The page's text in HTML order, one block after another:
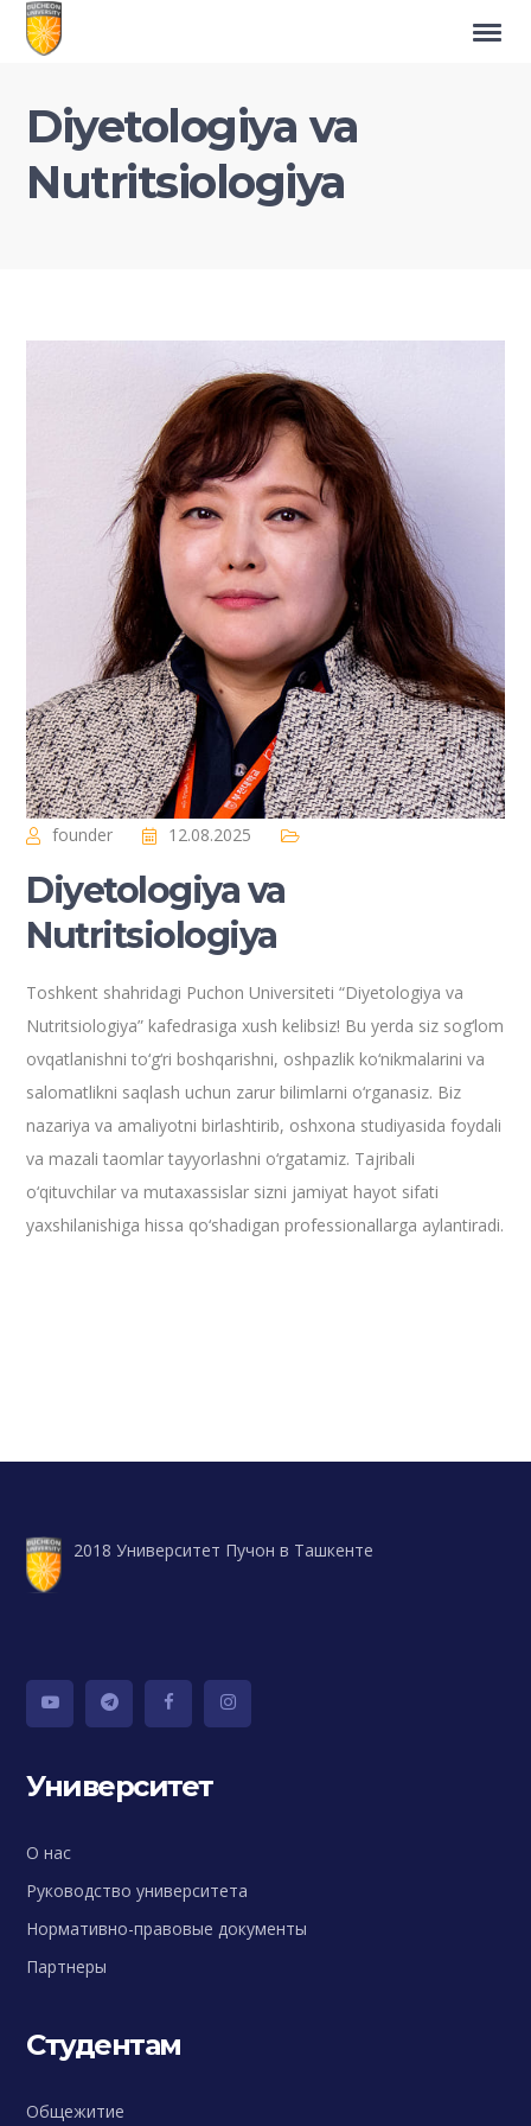
Diyetologiya va
Nutritsiologiya
founder 12.08.2025
Diyetologiya va
Nutritsiologiya
Toshkent shahridagi Puchon Universiteti “Diyetologiya va
Nutritsiologiya” kafedrasiga xush kelibsiz! Bu yerda siz sog‘lom
ovqatlanishni to‘g‘ri boshqarishni, oshpazlik ko‘nikmalarini va
salomatlikni saqlash uchun zarur bilimlarni o‘rganasiz. Biz
nazariya va amaliyotni birlashtirib, oshxona studiyasida foydali
va mazali taomlar tayyorlashni o‘rgatamiz. Tajribali
o‘qituvchilar va mutaxassislar sizni jamiyat hayot sifati
yaxshilanishiga hissa qo‘shadigan professionallarga aylantiradi.
2018 Университет Пучон в Ташкенте
Университет
О нас
Руководство университета
Нормативно-правовые документы
Партнеры
Студентам
Общежитие